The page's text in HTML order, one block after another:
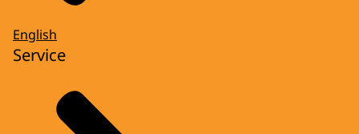
English
Service